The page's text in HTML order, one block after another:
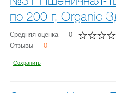
по 200 г, Organic
Средняя оценка — 0
Отзывы — 0
Сохранить